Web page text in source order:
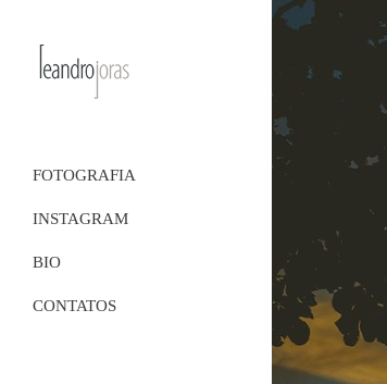
FOTOGRAFIA
INSTAGRAM
BIO
CONTATOS